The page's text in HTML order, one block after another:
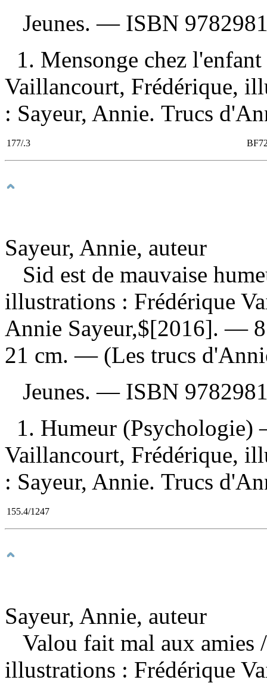
Jeunes. — ISBN
1. Mensonge chez
Vaillancourt, Frédérique,
: Sayeur, Annie. Trucs
177/.3
Sayeur, Annie, auteur
Sid est de mauvaise
illustrations : Frédérique
Annie Sayeur,$[2016]. —
21 cm. — (Les trucs
Jeunes. — ISBN
1. Humeur (Psychologie)
Vaillancourt, Frédérique,
: Sayeur, Annie. Trucs
155.4/1247
Sayeur, Annie, auteur
Valou fait mal aux amies
illustrations : Frédérique